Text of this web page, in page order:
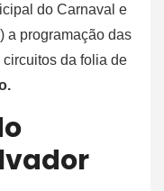
do Carnaval e
a programação das
da folia de